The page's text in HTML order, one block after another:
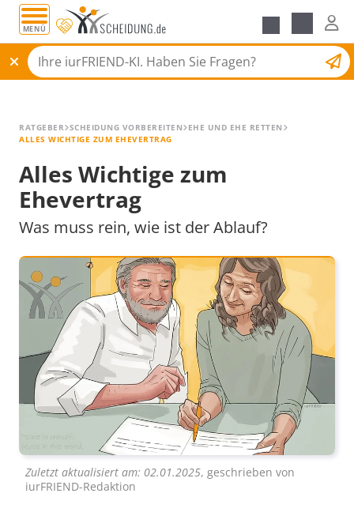
MENÜ
Scheidungsantrag
Alle Ratgeber
RATGEBER SCHEIDUNG VORBEREITEN
EHE UND EHE RETTEN
ALLES WICHTIGE ZUM EHEVERTRAG
Alles Wichtige zum
Ehevertrag
Was muss rein, wie ist der Ablauf?
Zuletzt aktualisiert am: 02.01.2025, geschrieben von
iurFRIEND-Redaktion